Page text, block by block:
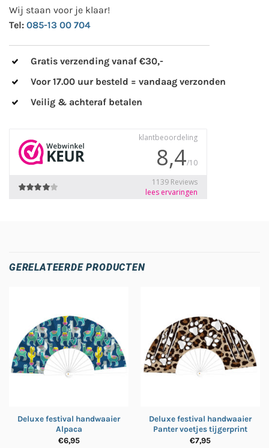
Wij staan voor je klaar!
Tel: 085-13 00 704
Gratis verzending vanaf €30,-
Voor 17.00 uur besteld = vandaag verzonden
Veilig & achteraf betalen
GERELATEERDE PRODUCTEN
Deluxe festival handwaaier
Alpaca
€6,95
Deluxe festival handwaaier
Panter voetjes tijgerprint
€7,95